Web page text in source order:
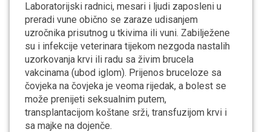
Laboratorijski radnici, mesari i ljudi zaposleni u
preradi vune obično se zaraze udisanjem
uzročnika prisutnog u tkivima ili vuni. Zabilježene
su i infekcije veterinara tijekom nezgoda nastalih
uzorkovanja krvi ili radu sa živim brucela
vakcinama (ubod iglom). Prijenos bruceloze sa
čovjeka na čovjeka je veoma rijedak, a bolest se
može prenijeti seksualnim putem,
transplantacijom koštane srži, transfuzijom krvi i
sa majke na dojenče.